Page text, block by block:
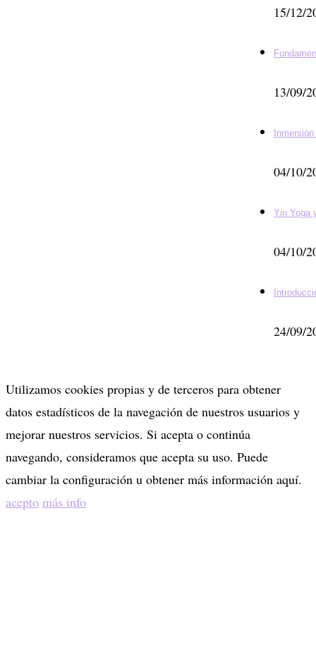
15/12/
13/09/
04/10/
Yin Yoga
04/10/
24/09/
Utilizamos cookies propias y de terceros para obtener
datos estadísticos de la navegación de nuestros usuarios y
mejorar nuestros servicios. Si acepta o continúa
navegando, consideramos que acepta su uso. Puede
cambiar la configuración u obtener más información aquí.
acepto más info